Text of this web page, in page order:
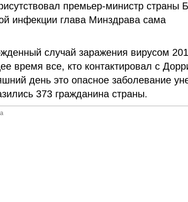
премьер-министр страны
инфекции глава Минздрава сама
случай заражения вирусом
время все, кто контактировал с
день это опасное заболевание
373 гражданина страны.